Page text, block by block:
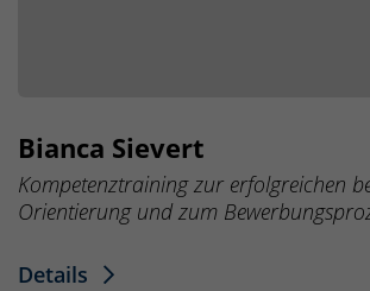
Bianca Sievert
Kompetenztraining zur erfolgreichen
Orientierung und zum
Details